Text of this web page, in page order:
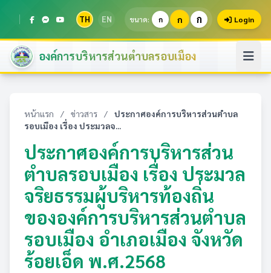
TH EN ขนาด: ก ก ก Login
องค์การบริหารส่วนตำบลรอบเมือง
หน้าแรก / ข่าวสาร /
ประกาศองค์การบริหารส่วนตำบล
รอบเมือง เรื่อง ประมวลจ...
ประกาศองค์การบริหารส่วน
ตำบลรอบเมือง เรื่อง ประมวล
จริยธรรมผู้บริหารท้องถิ่น
ขององค์การบริหารส่วนตำบล
รอบเมือง อำเภอเมือง จังหวัด
ร้อยเอ็ด พ.ศ.2568